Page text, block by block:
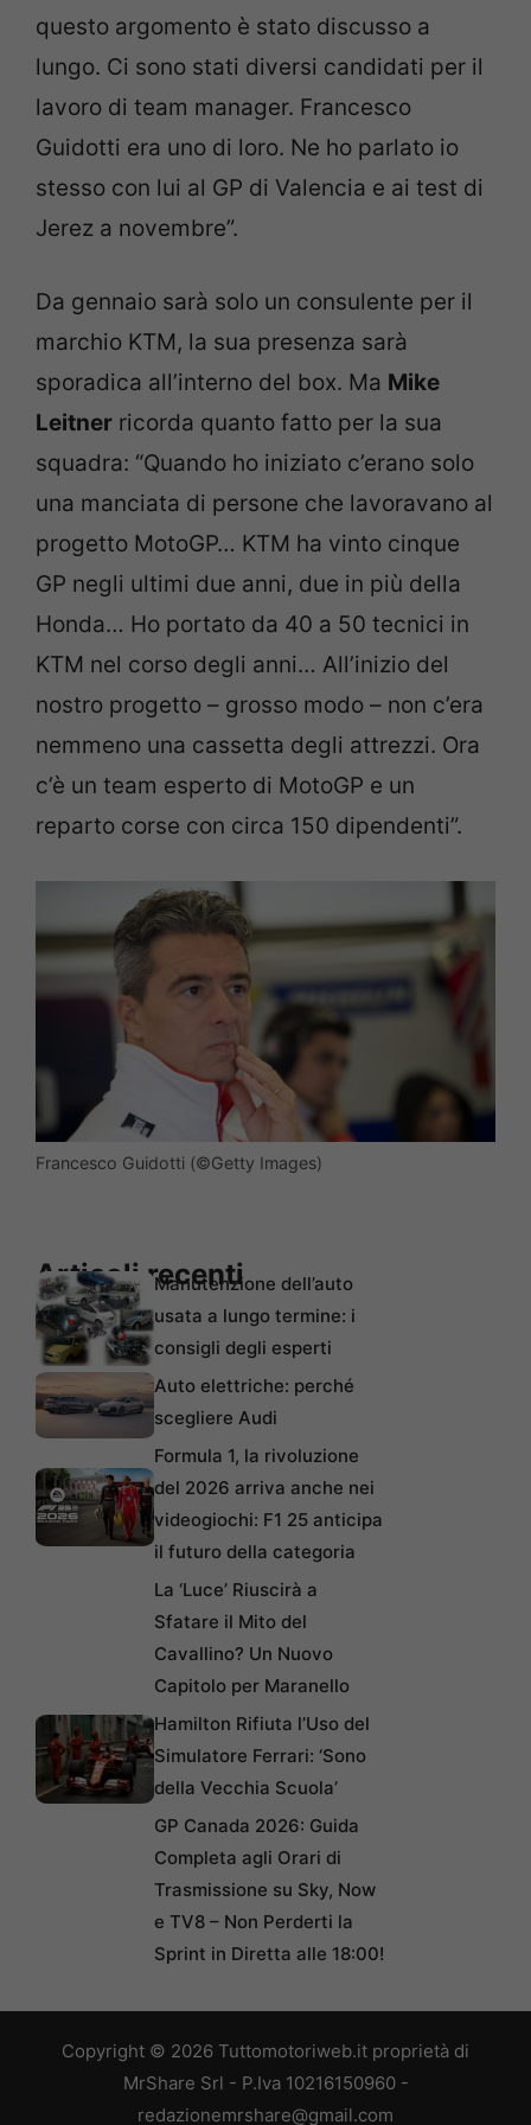
questo argomento è stato discusso a
lungo. Ci sono stati diversi candidati per il
lavoro di team manager. Francesco
Guidotti era uno di loro. Ne ho parlato io
stesso con lui al GP di Valencia e ai test di
Jerez a novembre”.
Da gennaio sarà solo un consulente per il
marchio KTM, la sua presenza sarà
sporadica all’interno del box. Ma Mike
Leitner ricorda quanto fatto per la sua
squadra: “Quando ho iniziato c’erano solo
una manciata di persone che lavoravano al
progetto MotoGP… KTM ha vinto cinque
GP negli ultimi due anni, due in più della
Honda… Ho portato da 40 a 50 tecnici in
KTM nel corso degli anni… All’inizio del
nostro progetto – grosso modo – non c’era
nemmeno una cassetta degli attrezzi. Ora
c’è un team esperto di MotoGP e un
reparto corse con circa 150 dipendenti”.
Francesco Guidotti (©Getty Images)
Articoli recentiManutenzione dell’auto
usata a lungo termine: i
consigli degli esperti
Auto elettriche: perché
scegliere Audi
Formula 1, la rivoluzione
del 2026 arriva anche nei
videogiochi: F1 25 anticipa
il futuro della categoria
La ‘Luce’ Riuscirà a
Sfatare il Mito del
Cavallino? Un Nuovo
Capitolo per Maranello
Hamilton Rifiuta l’Uso del
Simulatore Ferrari: ‘Sono
della Vecchia Scuola’
GP Canada 2026: Guida
Completa agli Orari di
Trasmissione su Sky, Now
e TV8 – Non Perderti la
Sprint in Diretta alle 18:00!
Copyright © 2026 Tuttomotoriweb.it proprietà di
MrShare Srl - P.Iva 10216150960 -
redazionemrshare@gmail.com